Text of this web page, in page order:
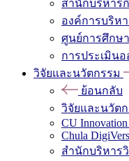
สำนักบริหาร
องค์การบริห
ศูนย์การศึกษ
การประเมิน
วิจัยและนวัตกรรม
ย้อนกลับ
วิจัยและนวัต
CU
Chula
สำนักบริหาร